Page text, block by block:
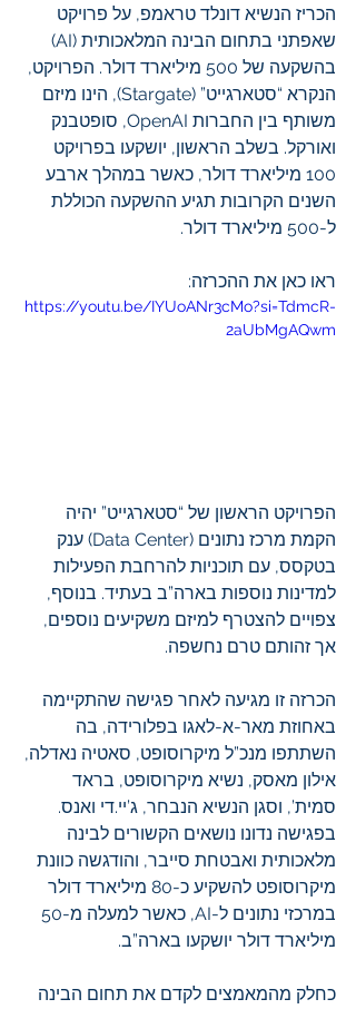
הכריז הנשיא דונלד טראמפ, על פרויקט
שאפתני בתחום הבינה המלאכותית (AI)
בהשקעה של 500 מיליארד דולר. הפרויקט,
הנקרא “סטארגייט” (Stargate), הינו מיזם
משותף בין החברות OpenAI, סופטבנק
ואורקל. בשלב הראשון, יושקעו בפרויקט
100 מיליארד דולר, כאשר במהלך ארבע
השנים הקרובות תגיע ההשקעה הכוללת
ל-500 מיליארד דולר.
ראו כאן את ההכרזה:
https://youtu.be/IYUoANr3cMo?si=TdmcR-
2aUbMgAQwm
הפרויקט הראשון של “סטארגייט” יהיה
הקמת מרכז נתונים (Data Center) ענק
בטקסס, עם תוכניות להרחבת הפעילות
למדינות נוספות בארה”ב בעתיד. בנוסף,
צפויים להצטרף למיזם משקיעים נוספים,
אך זהותם טרם נחשפה.
הכרזה זו מגיעה לאחר פגישה שהתקיימה
באחוזת מאר-א-לאגו בפלורידה, בה
השתתפו מנכ”ל מיקרוסופט, סאטיה נאדלה,
אילון מאסק, נשיא מיקרוסופט, בראד
סמית’, וסגן הנשיא הנבחר, ג’יי.די ואנס.
בפגישה נדונו נושאים הקשורים לבינה
מלאכותית ואבטחת סייבר, והודגשה כוונת
מיקרוסופט להשקיע כ-80 מיליארד דולר
מיליארד דולר יושקעו בארה”ב.
כחלק מהמאמצים לקדם את תחום הבינה